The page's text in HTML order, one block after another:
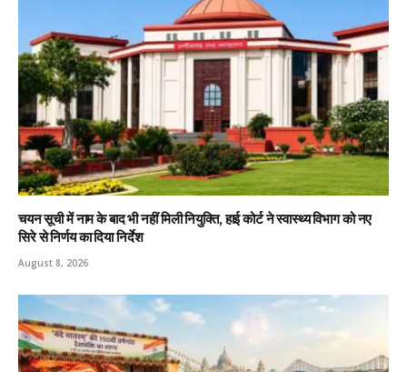
चयन सूची में नाम के बाद भी नहीं मिली नियुक्ति, हाई कोर्ट ने स्वास्थ्य विभाग को नए
सिरे से निर्णय का दिया निर्देश
August 8, 2026